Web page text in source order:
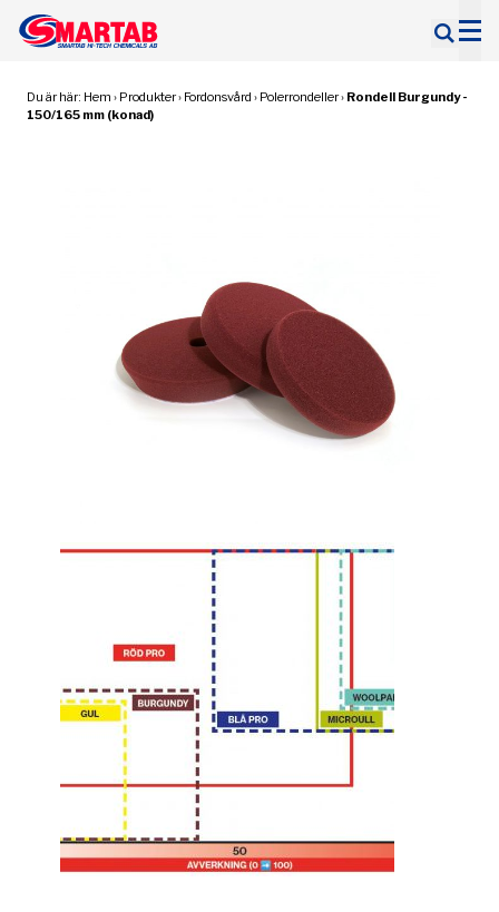
Sök
Du är här: Hem › Produkter› Fordonsvård › Polerrondeller› Rondell Burgundy -
150/165 mm (konad)